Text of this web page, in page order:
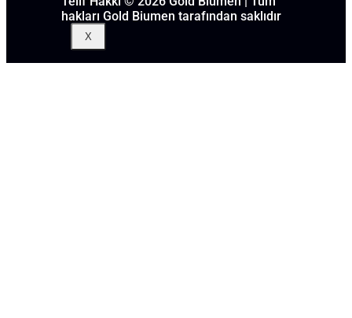
X
hakları Gold Biumen tarafından saklıdır